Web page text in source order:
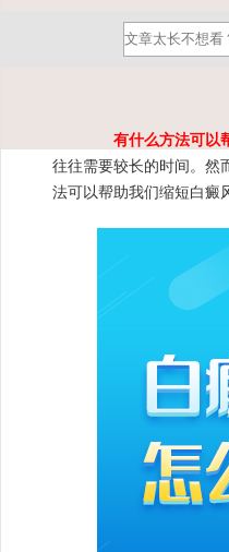
有什么方法可以
往往需要较长的时间。然
法可以帮助我们缩短白癜